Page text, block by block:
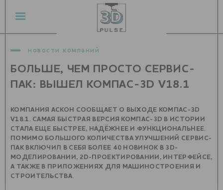
новости компаний
БОЛЬШЕ, ЧЕМ ПРОСТО СЕРВИС-
ПАК: ВЫШЕЛ КОМПАС-3D V18.1
КОМПАНИЯ АСКОН СООБЩАЕТ О ВЫХОДЕ КОМПАС-3D
V18.1. САМАЯ БЫСТРАЯ ВЕРСИЯ КОМПАС-3D В ИСТОРИИ
СТАЛА ЕЩЕ БЫСТРЕЕ, НАДЁЖНЕЕ И ФУНКЦИОНАЛЬНЕЕ.
ПОМИМО БОЛЬШОГО КОЛИЧЕСТВА УЛУЧШЕНИЙ СЕРВИС-
ПАК ВКЛЮЧИЛ В СЕБЯ БОЛЕЕ 40 НОВИНОК В 3D-
МОДЕЛИРОВАНИИ, 2D-ПРОЕКТИРОВАНИИ, ИНТЕРФЕЙСЕ,
А ТАКЖЕ В ПРИЛОЖЕНИЯХ ДЛЯ МАШИНОСТРОЕНИЯ И
СТРОИТЕЛЬСТВА.